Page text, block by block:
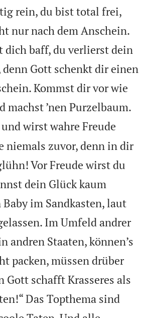
rein, du bist total frei,
nur nach dem Anschein.
dich baff, du verlierst dein
Gott schenkt dir einen
Kommst dir vor wie
machst ’nen Purzelbaum.
wirst wahre Freude
niemals zuvor, denn in dir
Vor Freude wirst du
dein Glück kaum
Baby im Sandkasten, laut
Im Umfeld andrer
andren Staaten, können’s
packen, müssen drüber
Gott schafft Krasseres als
Das Topthema sind